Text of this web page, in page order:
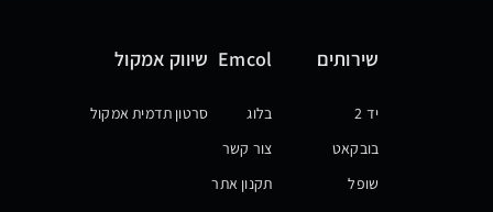
שירותים
יד 2
בובקאט
שופל
Emcol
בלוג
צור קשר
תקנון אתר
שיווק אמקול
סרטון תדמית אמקול